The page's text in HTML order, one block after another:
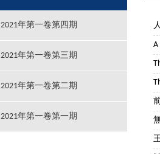
2021年第一卷第四期
2021年第一卷第三期
2021年第一卷第二期
2021年第一卷第一期
A